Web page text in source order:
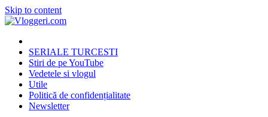
Skip to content
SERIALE TURCESTI
Stiri de pe YouTube
Vedetele si vlogul
Utile
Politică de confidențialitate
Newsletter